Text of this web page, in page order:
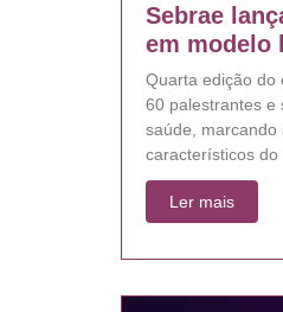
Sebrae
em modelo
Quarta edição do
60 palestrantes e
saúde,
característicos do
Ler mais